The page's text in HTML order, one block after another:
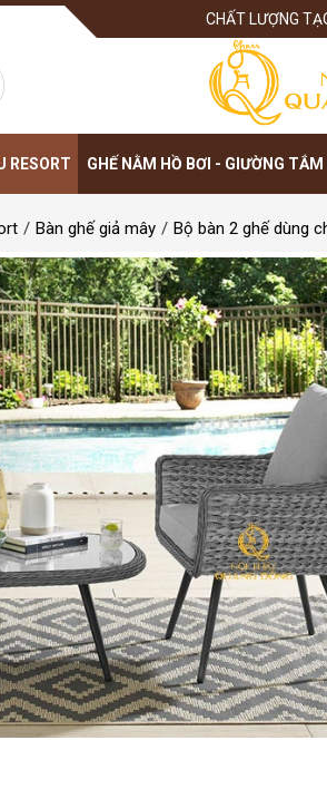
CHẤT LƯỢNG
RESORT GHẾ NẰM HỒ BƠI - GIƯỜNG
Bàn ghế giả mây Bộ bàn 2 ghế dùng